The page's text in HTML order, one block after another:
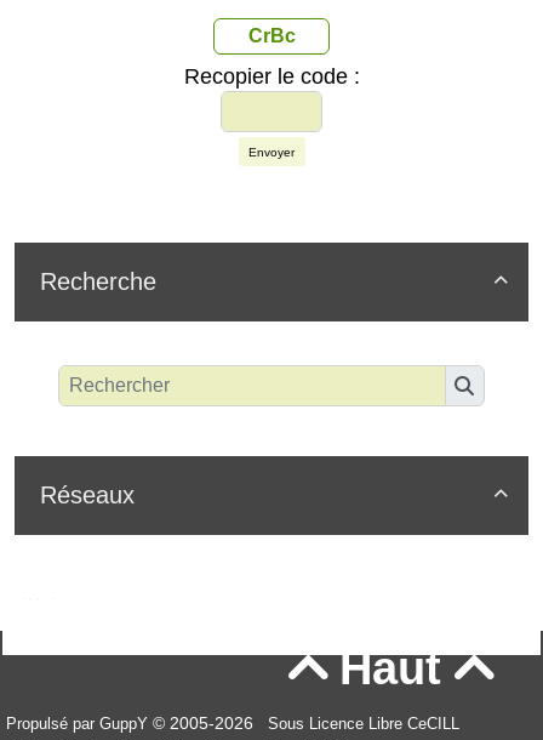
CrBc
Recopier le code :
Envoyer

Recherche

Réseaux
Haut
Propulsé par GuppY © 2005-2026
Sous Licence Libre CeCILL